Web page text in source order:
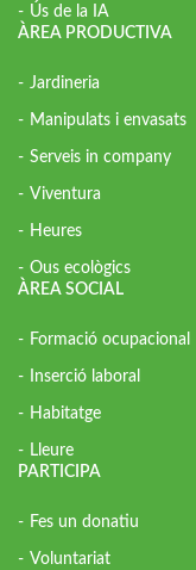
Ús de la IA
ÀREA PRODUCTIVA
Jardineria
Manipulats i envasats
Serveis in company
Viventura
Heures
Ous ecològics
ÀREA SOCIAL
Formació ocupacional
Inserció laboral
Habitatge
Lleure
PARTICIPA
Fes un donatiu
Voluntariat